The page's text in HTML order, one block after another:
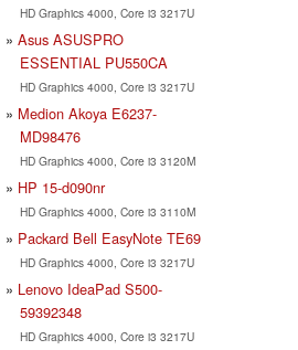
HD Graphics 4000, Core i3 3217U
Asus ASUSPRO
ESSENTIAL PU550CA
HD Graphics 4000, Core i3 3217U
Medion Akoya E6237-
MD98476
HD Graphics 4000, Core i3 3120M
HP 15-d090nr
HD Graphics 4000, Core i3 3110M
Packard Bell EasyNote TE69
HD Graphics 4000, Core i3 3217U
Lenovo IdeaPad S500-
59392348
HD Graphics 4000, Core i3 3217U